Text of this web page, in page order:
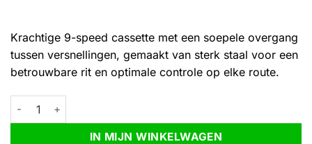
Krachtige 9-speed cassette met een soepele overgang
tussen versnellingen, gemaakt van sterk staal voor een
betrouwbare rit en optimale controle op elke route.
Sunrace cassette 9v 11/32 aantal
IN MIJN WINKELWAGEN
Alternative: